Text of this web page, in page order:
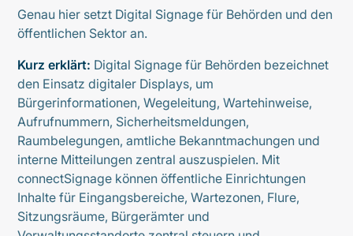
Genau hier setzt Digital Signage für Behörden und den
öffentlichen Sektor an.
Kurz erklärt: Digital Signage für Behörden bezeichnet
den Einsatz digitaler Displays, um
Bürgerinformationen, Wegeleitung, Wartehinweise,
Aufrufnummern, Sicherheitsmeldungen,
Raumbelegungen, amtliche Bekanntmachungen und
interne Mitteilungen zentral auszuspielen. Mit
connectSignage können öffentliche Einrichtungen
Inhalte für Eingangsbereiche, Wartezonen, Flure,
Sitzungsräume, Bürgerämter und